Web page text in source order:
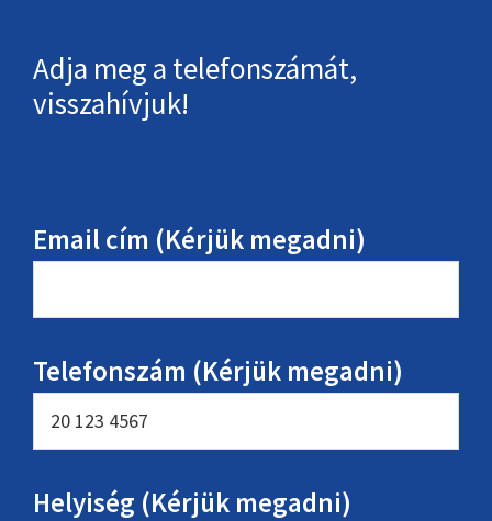
Adja meg a telefonszámát,
visszahívjuk!
Email cím (Kérjük megadni)
Telefonszám (Kérjük megadni)
Helyiség (Kérjük megadni)